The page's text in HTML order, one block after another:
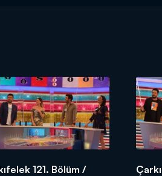
121. Bölüm /